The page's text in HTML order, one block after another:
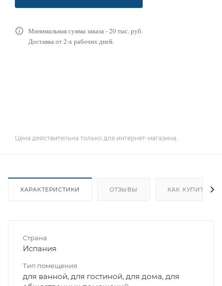
Минимальная сумма заказа - 20 тыс. руб.
Доставка от 2-х рабочих дней.
Цена действительна только для интернет-магазина.
ХАРАКТЕРИСТИКИ ОТЗЫВЫ КАК КУПИТЬ
Страна
Испания
Тип помещения
для ванной, для гостиной, для дома, для